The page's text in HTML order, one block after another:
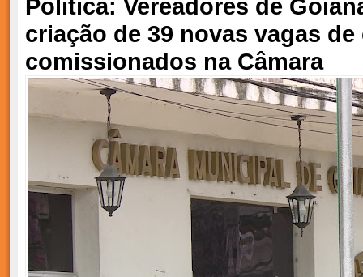
Política: Vereadores de
criação de 39 novas vagas
comissionados na Câmara